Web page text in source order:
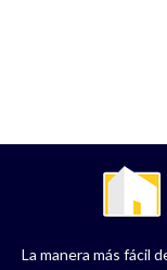
La manera más fácil